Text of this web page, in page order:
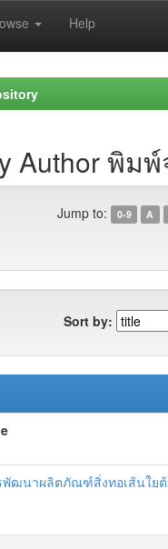
Help
Author พิม
Jump to: 0-9 A
Sort by:
พัฒนาผลิตภัณฑ์สิ่งทอเส้นใย